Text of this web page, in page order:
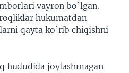
vayron bo’lgan.
hukumatdan
qayta ko’rib chiqishni
hududida joylashmagan